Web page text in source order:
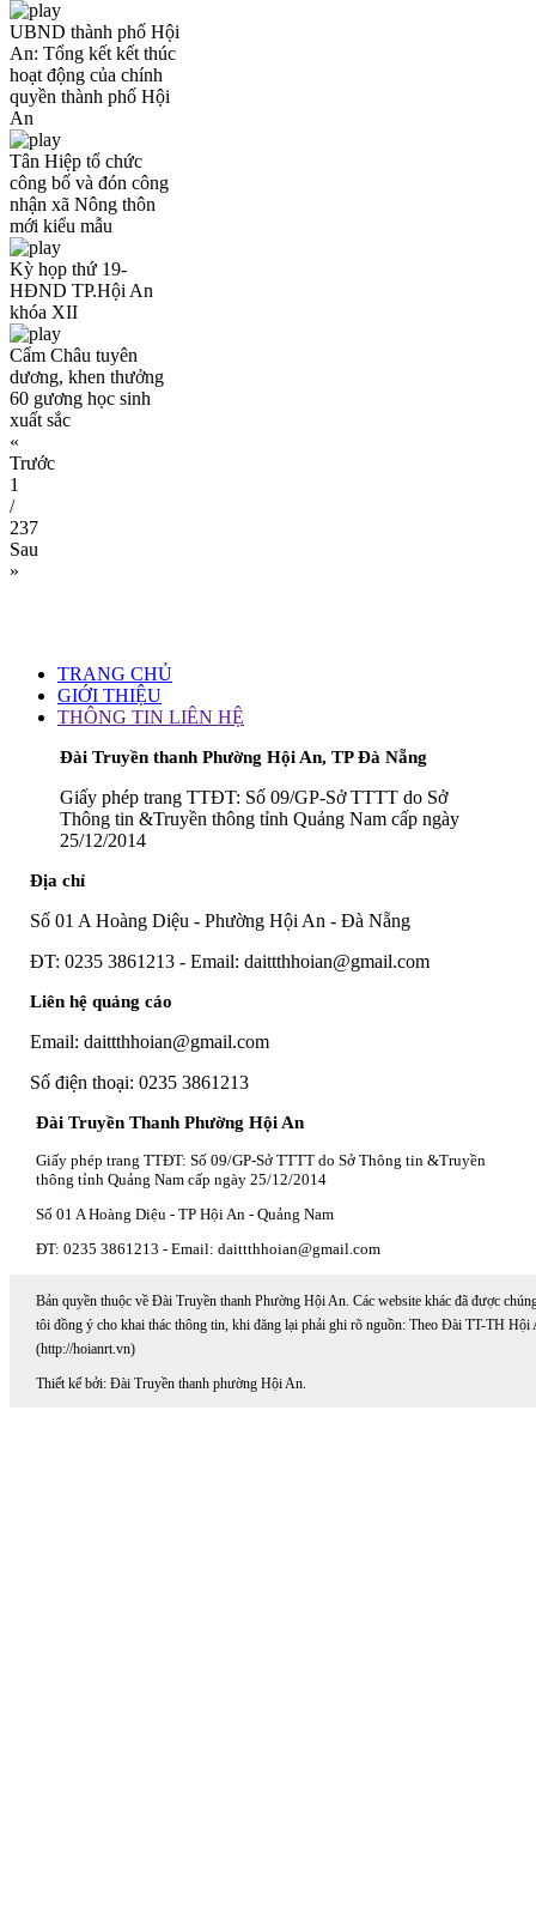
UBND thành phố Hội
An: Tổng kết kết thúc
hoạt động của chính
quyền thành phố Hội
An
Tân Hiệp tổ chức
công bố và đón công
nhận xã Nông thôn
mới kiểu mẫu
Kỳ họp thứ 19-
HĐND TP.Hội An
khóa XII
Cẩm Châu tuyên
dương, khen thưởng
60 gương học sinh
xuất sắc
«
Trước
1
/
237
Sau
»
TRANG CHỦ
GIỚI THIỆU
THÔNG TIN LIÊN HỆ
Đài Truyền thanh Phường Hội An, TP Đà Nẵng
Giấy phép trang TTĐT: Số 09/GP-Sở TTTT do Sở
Thông tin &Truyền thông tỉnh Quảng Nam cấp ngày
25/12/2014
Địa chỉ
Số 01 A Hoàng Diệu - Phường Hội An - Đà Nẵng
ĐT: 0235 3861213 - Email: daittthhoian@gmail.com
Liên hệ quảng cáo
Email: daittthhoian@gmail.com
Số điện thoại: 0235 3861213
Đài Truyền Thanh Phường Hội An
Giấy phép trang TTĐT: Số 09/GP-Sở TTTT do Sở Thông tin &Truyền
thông tỉnh Quảng Nam cấp ngày 25/12/2014
Số 01 A Hoàng Diệu - TP Hội An - Quảng Nam
ĐT: 0235 3861213 - Email: daittthhoian@gmail.com
Bản quyền thuộc về Đài Truyền thanh Phường Hội An. Các website khác đã được
tôi đồng ý cho khai thác thông tin, khi đăng lại phải ghi rõ nguồn: Theo Đài TT-TH Hội
(http://hoianrt.vn)
Thiết kế bởi: Đài Truyền thanh phường Hội An.